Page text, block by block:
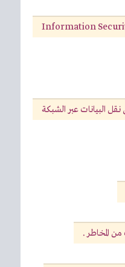
البيانات عبر الشبكة
المخاطر .